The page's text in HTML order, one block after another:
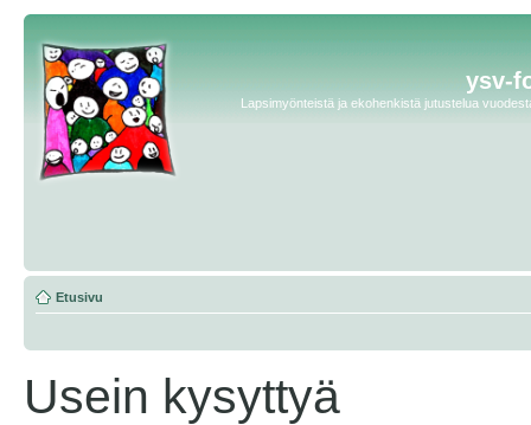
ysv-
Lapsimyönteistä ja ekohenkistä jutustelua
Etusivu
Usein kysyttyä